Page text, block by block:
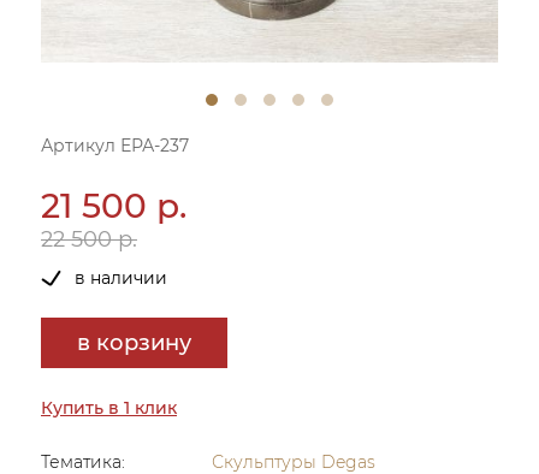
Артикул ЕРА-237
21 500 р.
22 500 р.
в наличии
в корзину
Купить в 1 клик
Тематика:
Скульптуры Degas